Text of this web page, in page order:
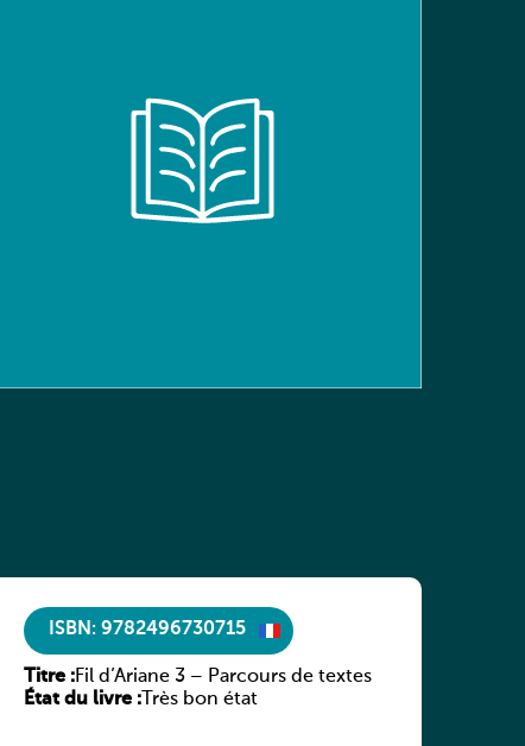
ISBN: 9782496730715
Titre :Fil d’Ariane 3 – Parcours de textes
État du livre :Très bon état